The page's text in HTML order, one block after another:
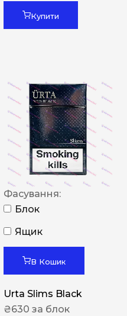
Купити
Фасування:
Блок
Ящик
В Кошик
Urta Slims Black
₴630 за блок